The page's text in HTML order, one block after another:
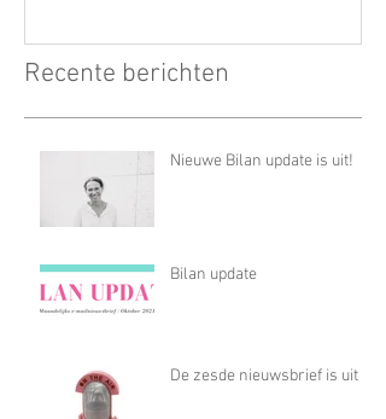
Recente berichten
Nieuwe Bilan update is uit!
Bilan update
De zesde nieuwsbrief is uit